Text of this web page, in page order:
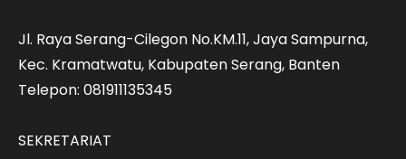
Jl. Raya Serang-Cilegon No.KM.11, Jaya Sampurna,
Kec. Kramatwatu, Kabupaten Serang, Banten
Telepon: 081911135345
SEKRETARIAT